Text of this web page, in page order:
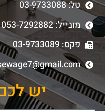
טל: 03-9733088
מובייל: 053-7292882
פקס: 03-9733089
יש